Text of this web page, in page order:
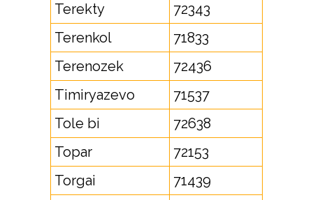
Terekty
72343
Terenkol
71833
Terenozek
72436
Timiryazevo
71537
Tole bi
72638
Topar
72153
Torgai
71439